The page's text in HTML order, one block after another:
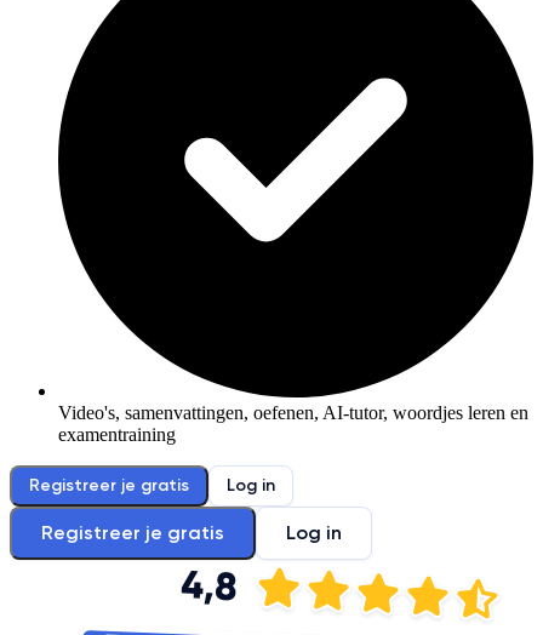
Video's, samenvattingen, oefenen, AI-tutor, woordjes leren en
examentraining
Registreer je gratis Log in
Registreer je gratis Log in